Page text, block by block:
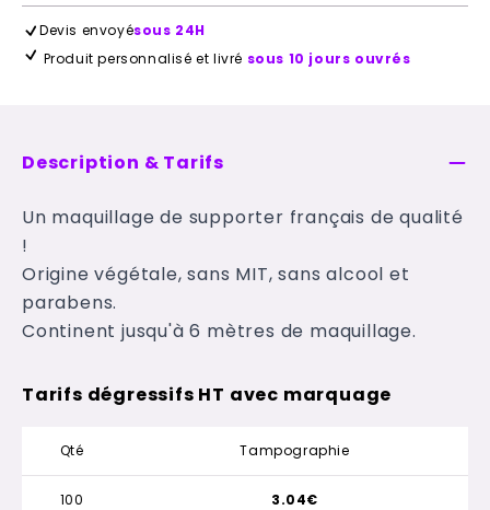
Devis envoyésous 24H
Produit personnalisé et livré sous 10 jours ouvrés
Description & Tarifs
Un maquillage de supporter français de qualité
!
Origine végétale, sans MIT, sans alcool et
parabens.
Continent jusqu'à 6 mètres de maquillage.
Tarifs dégressifs HT avec marquage
Qté Tampographie
100 3.04€